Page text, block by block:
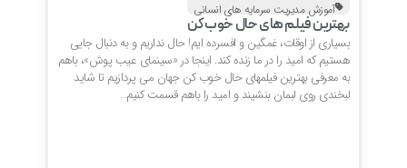
آموزش مدیریت سرمایه های انسانی
بهترین فیلم های حال خوب کن
بسیاری از اوقات، غمگین و افسرده ایم! حال نداریم و به دنبال جایی
هستیم که امید را در ما زنده کند. اینجا در «سینمای عیب پوش»، باهم
به معرفی بهترین فیلمهای حال خوب کن جهان می پردازیم تا شاید
لبخندی روی لبمان بنشیند و امید را باهم قسمت کنیم…